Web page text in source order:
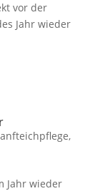
vor der
Jahr wieder
,
Jahr wieder